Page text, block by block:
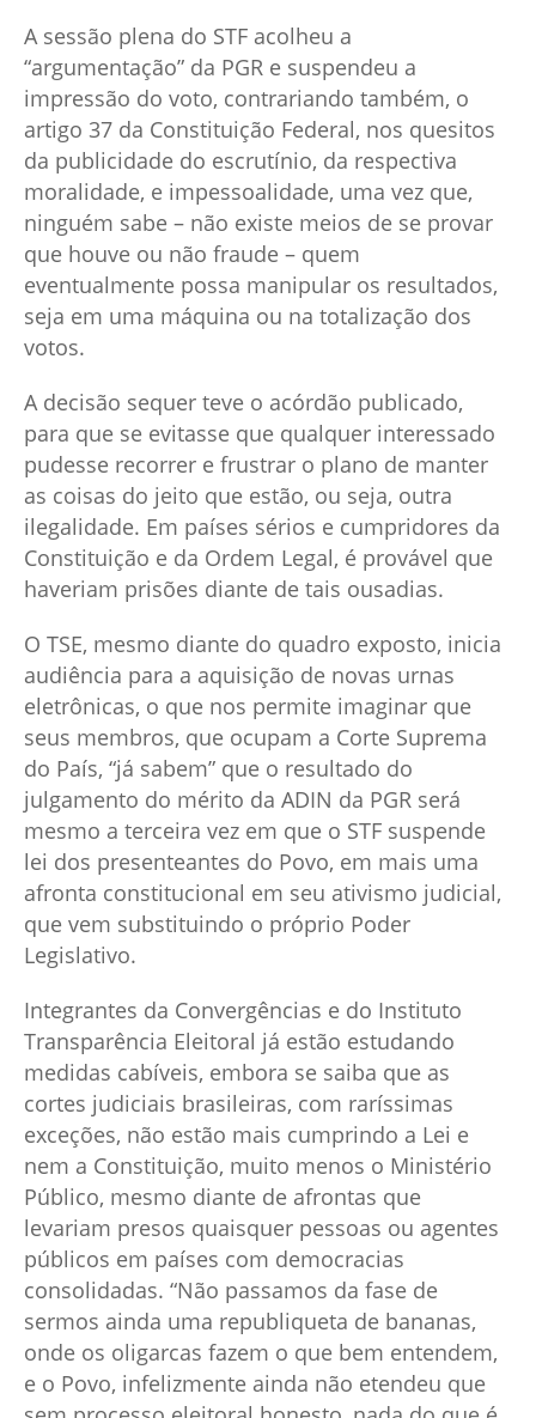
A sessão plena do STF acolheu a
“argumentação” da PGR e suspendeu a
impressão do voto, contrariando também, o
artigo 37 da Constituição Federal, nos quesitos
da publicidade do escrutínio, da respectiva
moralidade, e impessoalidade, uma vez que,
ninguém sabe – não existe meios de se provar
que houve ou não fraude – quem
eventualmente possa manipular os resultados,
seja em uma máquina ou na totalização dos
votos.
A decisão sequer teve o acórdão publicado,
para que se evitasse que qualquer interessado
pudesse recorrer e frustrar o plano de manter
as coisas do jeito que estão, ou seja, outra
ilegalidade. Em países sérios e cumpridores da
Constituição e da Ordem Legal, é provável que
haveriam prisões diante de tais ousadias.
O TSE, mesmo diante do quadro exposto, inicia
audiência para a aquisição de novas urnas
eletrônicas, o que nos permite imaginar que
seus membros, que ocupam a Corte Suprema
do País, “já sabem” que o resultado do
julgamento do mérito da ADIN da PGR será
mesmo a terceira vez em que o STF suspende
lei dos presenteantes do Povo, em mais uma
afronta constitucional em seu ativismo judicial,
que vem substituindo o próprio Poder
Legislativo.
Integrantes da Convergências e do Instituto
Transparência Eleitoral já estão estudando
medidas cabíveis, embora se saiba que as
cortes judiciais brasileiras, com raríssimas
exceções, não estão mais cumprindo a Lei e
nem a Constituição, muito menos o Ministério
Público, mesmo diante de afrontas que
levariam presos quaisquer pessoas ou agentes
públicos em países com democracias
consolidadas. “Não passamos da fase de
sermos ainda uma republiqueta de bananas,
onde os oligarcas fazem o que bem entendem,
e o Povo, infelizmente ainda não etendeu que